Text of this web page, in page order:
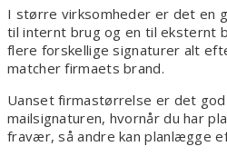
I større virksomheder er det en
til internt brug og en til eksternt
flere forskellige signaturer alt
matcher firmaets brand.
Uanset firmastørrelse er det
mailsignaturen, hvornår du har
fravær, så andre kan planlægge